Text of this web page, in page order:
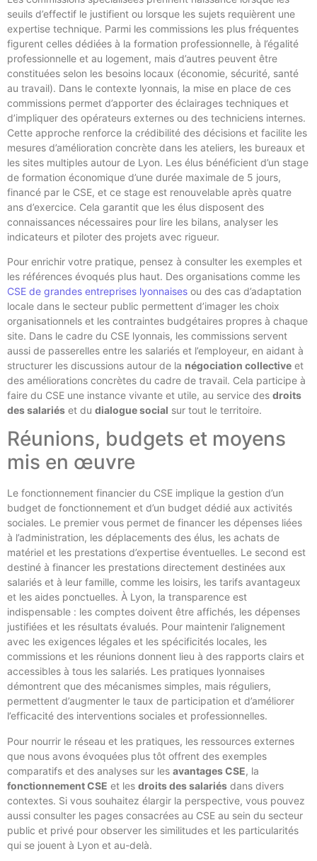
seuils d’effectif le justifient ou lorsque les sujets requièrent une
expertise technique. Parmi les commissions les plus fréquentes
figurent celles dédiées à la formation professionnelle, à l’égalité
professionnelle et au logement, mais d’autres peuvent être
constituées selon les besoins locaux (économie, sécurité, santé
au travail). Dans le contexte lyonnais, la mise en place de ces
commissions permet d’apporter des éclairages techniques et
d’impliquer des opérateurs externes ou des techniciens internes.
Cette approche renforce la crédibilité des décisions et facilite les
mesures d’amélioration concrète dans les ateliers, les bureaux et
les sites multiples autour de Lyon. Les élus bénéficient d’un stage
de formation économique d’une durée maximale de 5 jours,
financé par le CSE, et ce stage est renouvelable après quatre
ans d’exercice. Cela garantit que les élus disposent des
connaissances nécessaires pour lire les bilans, analyser les
indicateurs et piloter des projets avec rigueur.
Pour enrichir votre pratique, pensez à consulter les exemples et
les références évoqués plus haut. Des organisations comme les
CSE de grandes entreprises lyonnaises ou des cas d’adaptation
locale dans le secteur public permettent d’imager les choix
organisationnels et les contraintes budgétaires propres à chaque
site. Dans le cadre du CSE lyonnais, les commissions servent
aussi de passerelles entre les salariés et l’employeur, en aidant à
structurer les discussions autour de la négociation collective et
des améliorations concrètes du cadre de travail. Cela participe à
faire du CSE une instance vivante et utile, au service des droits
des salariés et du dialogue social sur tout le territoire.
Réunions, budgets et moyens
mis en œuvre
Le fonctionnement financier du CSE implique la gestion d’un
budget de fonctionnement et d’un budget dédié aux activités
sociales. Le premier vous permet de financer les dépenses liées
à l’administration, les déplacements des élus, les achats de
matériel et les prestations d’expertise éventuelles. Le second est
destiné à financer les prestations directement destinées aux
salariés et à leur famille, comme les loisirs, les tarifs avantageux
et les aides ponctuelles. À Lyon, la transparence est
indispensable : les comptes doivent être affichés, les dépenses
justifiées et les résultats évalués. Pour maintenir l’alignement
avec les exigences légales et les spécificités locales, les
commissions et les réunions donnent lieu à des rapports clairs et
accessibles à tous les salariés. Les pratiques lyonnaises
démontrent que des mécanismes simples, mais réguliers,
permettent d’augmenter le taux de participation et d’améliorer
l’efficacité des interventions sociales et professionnelles.
Pour nourrir le réseau et les pratiques, les ressources externes
que nous avons évoquées plus tôt offrent des exemples
comparatifs et des analyses sur les avantages CSE, la
fonctionnement CSE et les droits des salariés dans divers
contextes. Si vous souhaitez élargir la perspective, vous pouvez
aussi consulter les pages consacrées au CSE au sein du secteur
public et privé pour observer les similitudes et les particularités
qui se jouent à Lyon et au-delà.